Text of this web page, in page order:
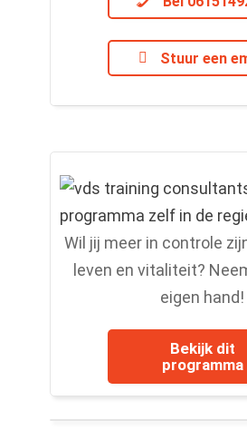
Stuur een
Wil jij meer in controle
leven en vitaliteit?
eigen hand!
Bekijk dit
programma